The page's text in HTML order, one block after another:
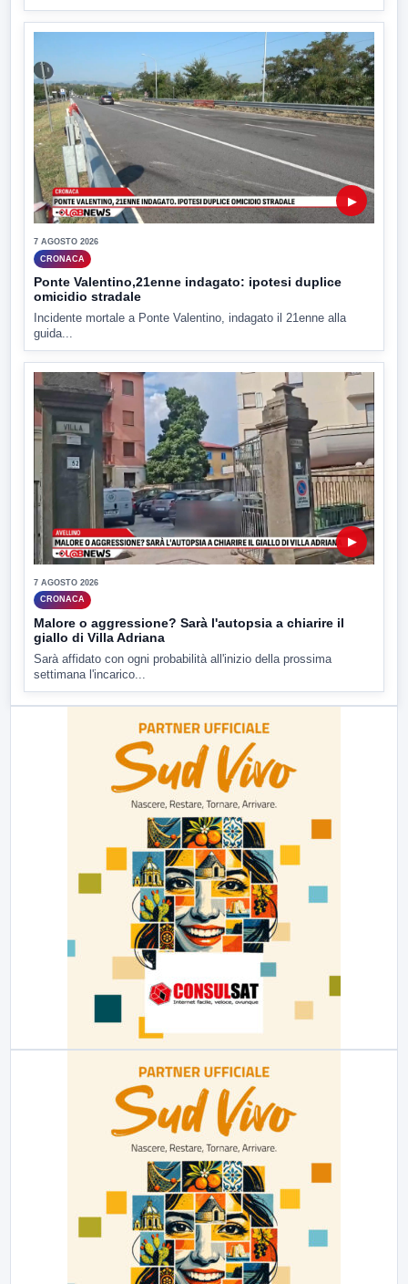
▶
7 AGOSTO 2026
CRONACA
Ponte Valentino,21enne indagato: ipotesi duplice
omicidio stradale
Incidente mortale a Ponte Valentino, indagato il 21enne alla
guida...
▶
7 AGOSTO 2026
CRONACA
Malore o aggressione? Sarà l'autopsia a chiarire il
giallo di Villa Adriana
Sarà affidato con ogni probabilità all'inizio della prossima
settimana l'incarico...